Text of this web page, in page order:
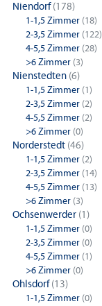
Niendorf(178)
1-1,5 Zimmer (18)
2-3,5 Zimmer (122)
4-5,5 Zimmer (28)
>6 Zimmer (3)
Nienstedten (6)
1-1,5 Zimmer (1)
2-3,5 Zimmer (2)
4-5,5 Zimmer (2)
>6 Zimmer (0)
Norderstedt (46)
1-1,5 Zimmer (2)
2-3,5 Zimmer (14)
4-5,5 Zimmer (13)
>6 Zimmer (3)
Ochsenwerder (1)
1-1,5 Zimmer (0)
2-3,5 Zimmer (0)
4-5,5 Zimmer (1)
>6 Zimmer (0)
Ohlsdorf(13)
1-1,5 Zimmer (0)